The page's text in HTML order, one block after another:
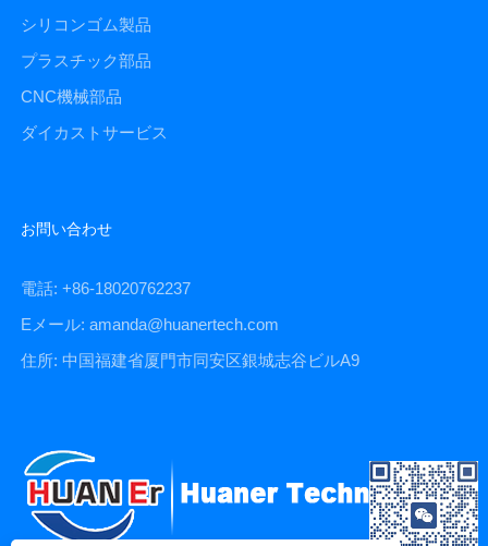
シリコンゴム製品
プラスチック部品
CNC機械部品
ダイカストサービス
お問い合わせ
電話: +86-18020762237
Eメール: amanda@huanertech.com
住所: 中国福建省厦門市同安区銀城志谷ビルA9